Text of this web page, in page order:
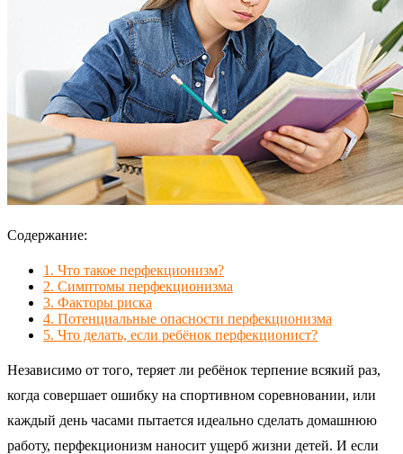
Содержание:
1. Что такое перфекционизм?
2. Симптомы перфекционизма
3. Факторы риска
4. Потенциальные опасности перфекционизма
5. Что делать, если ребёнок перфекционист?
Независимо от того, теряет ли ребёнок терпение всякий раз,
когда совершает ошибку на спортивном соревновании, или
каждый день часами пытается идеально сделать домашнюю
работу, перфекционизм наносит ущерб жизни детей. И если